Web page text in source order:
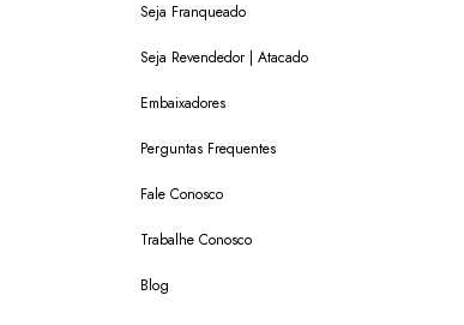
Seja Franqueado
Seja Revendedor | Atacado
Embaixadores
Perguntas Frequentes
Fale Conosco
Trabalhe Conosco
Blog